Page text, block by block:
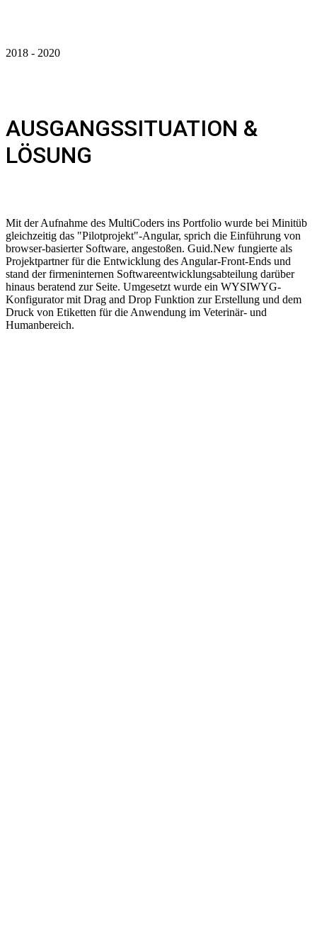
2018 - 2020
AUSGANGSSITUATION &
LÖSUNG
Mit der Aufnahme des MultiCoders ins Portfolio wurde bei Minitüb
gleichzeitig das "Pilotprojekt"-Angular, sprich die Einführung von
browser-basierter Software, angestoßen. Guid.New fungierte als
Projektpartner für die Entwicklung des Angular-Front-Ends und
stand der firmeninternen Softwareentwicklungsabteilung darüber
hinaus beratend zur Seite. Umgesetzt wurde ein WYSIWYG-
Konfigurator mit Drag and Drop Funktion zur Erstellung und dem
Druck von Etiketten für die Anwendung im Veterinär- und
Humanbereich.